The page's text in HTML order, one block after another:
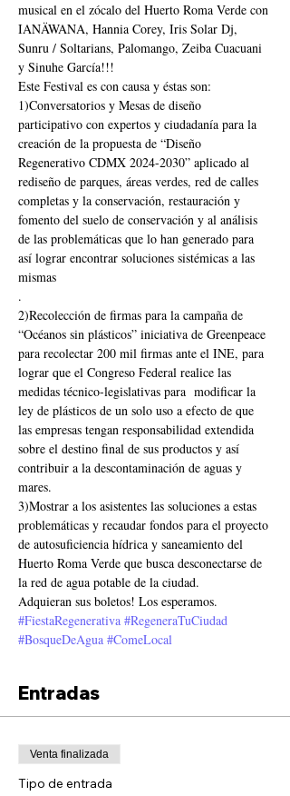
musical en el zócalo del Huerto Roma Verde con
IANÄWANA, Hannia Corey, Iris Solar Dj,
Sunru / Soltarians, Palomango, Zeiba Cuacuani
y Sinuhe García!!!
Este Festival es con causa y éstas son:
1)Conversatorios y Mesas de diseño
participativo con expertos y ciudadanía para la
creación de la propuesta de “Diseño
Regenerativo CDMX 2024-2030” aplicado al
rediseño de parques, áreas verdes, red de calles
completas y la conservación, restauración y
fomento del suelo de conservación y al análisis
de las problemáticas que lo han generado para
así lograr encontrar soluciones sistémicas a las
mismas
.
2)Recolección de firmas para la campaña de
“Océanos sin plásticos” iniciativa de Greenpeace
para recolectar 200 mil firmas ante el INE, para
lograr que el Congreso Federal realice las
medidas técnico-legislativas para  modificar la
ley de plásticos de un solo uso a efecto de que
las empresas tengan responsabilidad extendida
sobre el destino final de sus productos y así
contribuir a la descontaminación de aguas y
mares.
3)Mostrar a los asistentes las soluciones a estas
problemáticas y recaudar fondos para el proyecto
de autosuficiencia hídrica y saneamiento del
Huerto Roma Verde que busca desconectarse de
la red de agua potable de la ciudad.
Adquieran sus boletos! Los esperamos.
#FiestaRegenerativa #RegeneraTuCiudad
#BosqueDeAgua #ComeLocal
Entradas
Venta finalizada
Tipo de entrada